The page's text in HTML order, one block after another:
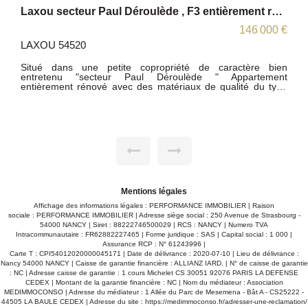
Appartement Nancy 1 pièce(s) 35 m2
108 000 €
NANCY 54000
Nancy, Secteur Résidentiel, Au calme appartement standing
de 35 m2 bien agencé, meublé et équipé, Comprenant une
entrée, une pièce à vivre donnant accès sur balcon ,une
Géorisques : www.georisques.gouv.fr
Mentions légales
Affichage des informations légales : PERFORMANCE IMMOBILIER | Raison
sociale : PERFORMANCE IMMOBILIER | Adresse siège social : 250 Avenue de Strasbourg -
54000 NANCY | Siret : 88222746500029 | RCS : NANCY | Numero TVA
Intracommunautaire : FR62882227465 | Forme juridique : SAS | Capital social : 1 000 |
Assurance RCP : N° 61243996 |
Carte T : CPI54012020000045171 | Date de délivrance : 2020-07-10 | Lieu de délivrance :
Nancy 54000 NANCY | Caisse de garantie financière : ALLIANZ IARD. | N° de caisse de garantie
: NC | Adresse caisse de garantie : 1 cours Michelet CS 30051 92076 PARIS LA DEFENSE
CEDEX | Montant de la garantie financière : NC | Nom du médiateur : Association
MEDIMMOCONSO | Adresse du médiateur : 1 Allée du Parc de Mesemena - Bât A - CS25222 -
44505 LA BAULE CEDEX | Adresse du site : https://medimmoconso.fr/adresser-une-reclamation/